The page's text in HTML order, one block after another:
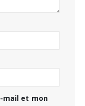
mail et mon